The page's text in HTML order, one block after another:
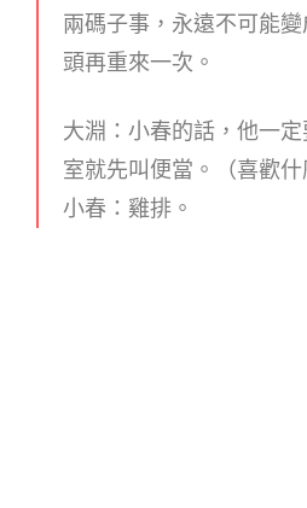
兩碼子事，永遠不可能
頭再重來一次。
大淵：小春的話，他一
室就先叫便當。（喜歡什
小春：雞排。